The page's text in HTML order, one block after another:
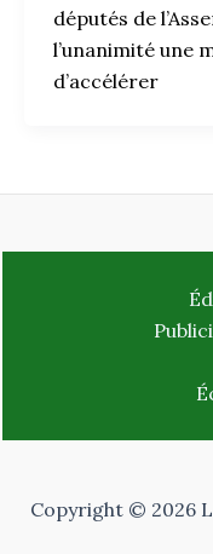
députés de
l’unanimité une
d’accélérer
Copyright © 2026